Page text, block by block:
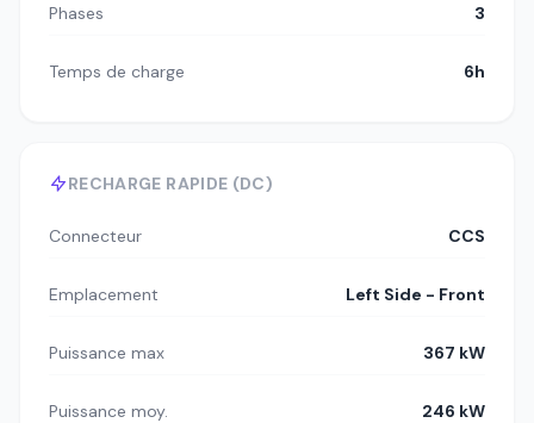
Phases 3
Temps de charge 6h
RECHARGE RAPIDE (DC)
Connecteur CCS
Emplacement Left Side - Front
Puissance max 367 kW
Puissance moy. 246 kW